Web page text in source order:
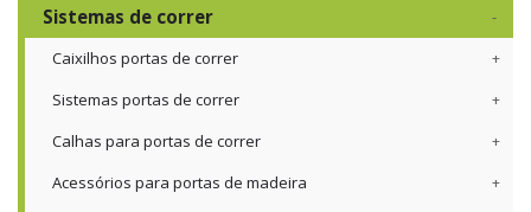
Sistemas de correr
Caixilhos portas de correr
Sistemas portas de correr
Calhas para portas de correr
Acessórios para portas de madeira